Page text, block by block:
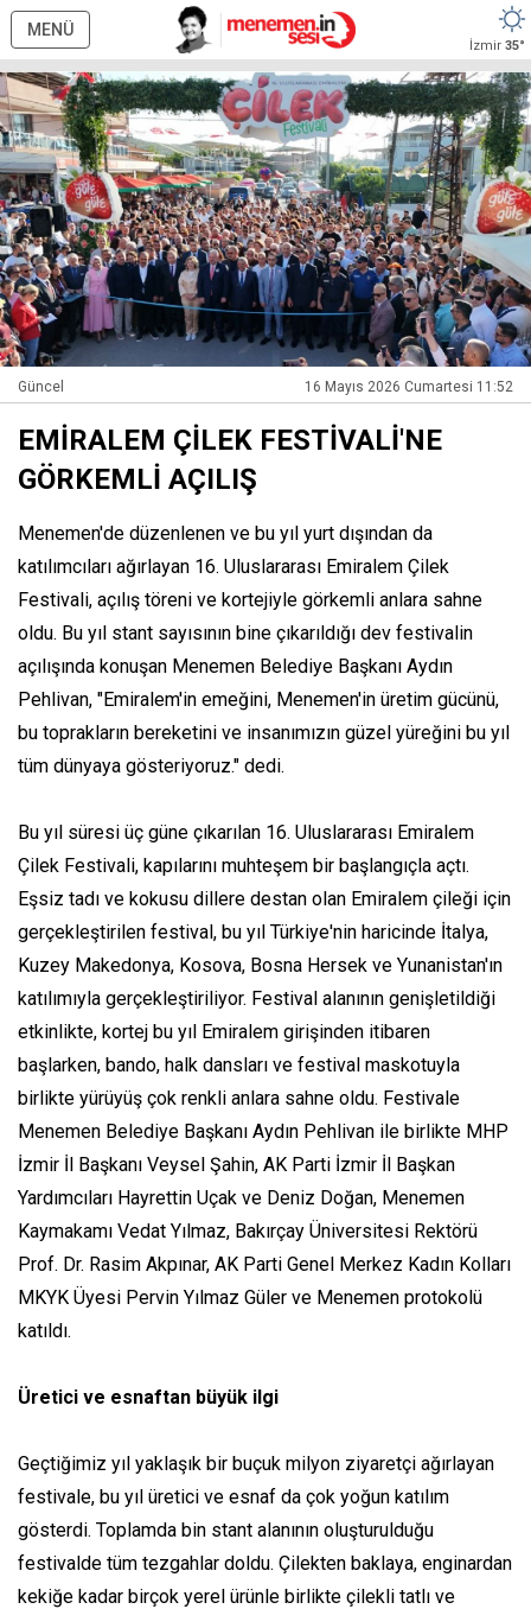
MENÜ
İzmir 35°
Güncel 16 Mayıs 2026 Cumartesi 11:52
EMİRALEM ÇİLEK FESTİVALİ'NE
GÖRKEMLİ AÇILIŞ
Menemen'de düzenlenen ve bu yıl yurt dışından da
katılımcıları ağırlayan 16. Uluslararası Emiralem Çilek
Festivali, açılış töreni ve kortejiyle görkemli anlara sahne
oldu. Bu yıl stant sayısının bine çıkarıldığı dev festivalin
açılışında konuşan Menemen Belediye Başkanı Aydın
Pehlivan, "Emiralem'in emeğini, Menemen'in üretim gücünü,
bu toprakların bereketini ve insanımızın güzel yüreğini bu yıl
tüm dünyaya gösteriyoruz." dedi.
Bu yıl süresi üç güne çıkarılan 16. Uluslararası Emiralem
Çilek Festivali, kapılarını muhteşem bir başlangıçla açtı.
Eşsiz tadı ve kokusu dillere destan olan Emiralem çileği için
gerçekleştirilen festival, bu yıl Türkiye'nin haricinde İtalya,
Kuzey Makedonya, Kosova, Bosna Hersek ve Yunanistan'ın
katılımıyla gerçekleştiriliyor. Festival alanının genişletildiği
etkinlikte, kortej bu yıl Emiralem girişinden itibaren
başlarken, bando, halk dansları ve festival maskotuyla
birlikte yürüyüş çok renkli anlara sahne oldu. Festivale
Menemen Belediye Başkanı Aydın Pehlivan ile birlikte MHP
İzmir İl Başkanı Veysel Şahin, AK Parti İzmir İl Başkan
Yardımcıları Hayrettin Uçak ve Deniz Doğan, Menemen
Kaymakamı Vedat Yılmaz, Bakırçay Üniversitesi Rektörü
Prof. Dr. Rasim Akpınar, AK Parti Genel Merkez Kadın Kolları
MKYK Üyesi Pervin Yılmaz Güler ve Menemen protokolü
katıldı.
Üretici ve esnaftan büyük ilgi
Geçtiğimiz yıl yaklaşık bir buçuk milyon ziyaretçi ağırlayan
festivale, bu yıl üretici ve esnaf da çok yoğun katılım
gösterdi. Toplamda bin stant alanının oluşturulduğu
festivalde tüm tezgahlar doldu. Çilekten baklaya, enginardan
kekiğe kadar birçok yerel ürünle birlikte çilekli tatlı ve